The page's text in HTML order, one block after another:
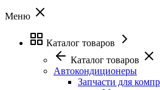
Меню
Каталог товаров
Каталог товаров
Автокондиционеры
Запчасти для